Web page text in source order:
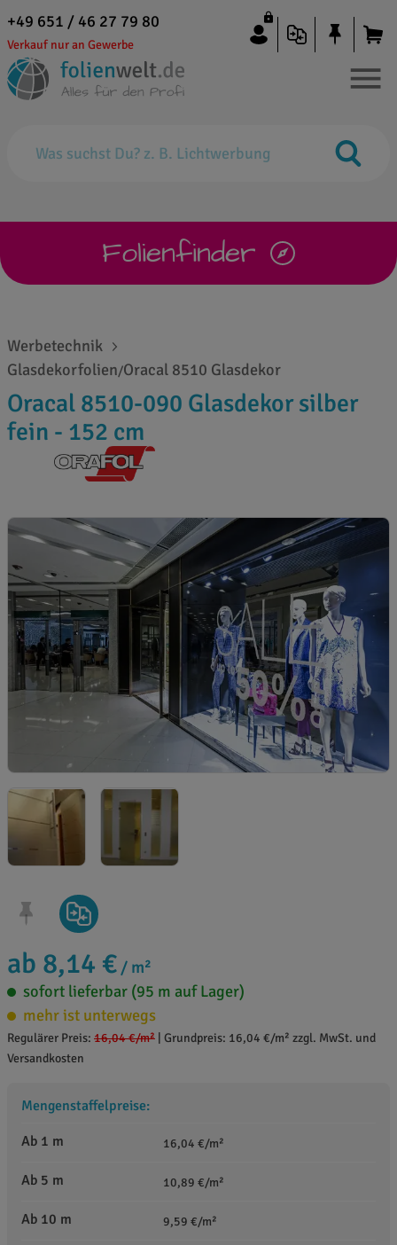
+49 651 / 46 27 79 80
Verkauf nur an Gewerbe
Folienfinder
Werbetechnik
Glasdekorfolien/Oracal 8510 Glasdekor
Oracal 8510-090 Glasdekor silber
fein - 152 cm
ab 8,14 € / m²
sofort lieferbar (95 m auf Lager)
mehr ist unterwegs
Regulärer Preis: 16,04 €/m² Grundpreis: 16,04 €/m² zzgl. MwSt. und
Versandkosten
Mengenstaffelpreise:
Ab 1 m
16,04 €/m²
Ab 5 m 10,89 €/m²
Ab 10 m 9,59 €/m²